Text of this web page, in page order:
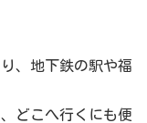
、地下鉄の駅や福
どこへ行くにも便